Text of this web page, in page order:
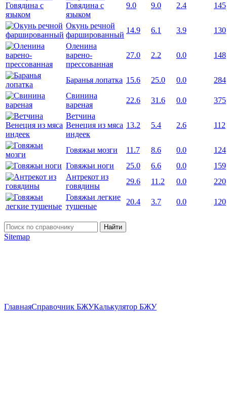
Говядина с
языком
9.0 9.0 2.4 145
Окунь речной
фаршированный
14.9 6.1 3.9
130
Оленина
варено-
прессованная
27.0 2.2 0.0 148
Баранья лопатка 15.6 25.0 0.0
284
Свинина
вареная
22.6 31.6 0.0
375
Ветчина
Венеция из мяса
индеек
13.2 5.4 2.6 112
Говяжьи мозги 11.7 8.6 0.0
124
Говяжьи ноги
25.0 6.6 0.0
159
Антрекот из
говядины
29.6 11.2 0.0
220
Говяжьи легкие
тушеные
20.4 3.7 0.0 120
Найти
Sitemap
ГлавнаяСправочник БЖУКалькулятор БЖУ